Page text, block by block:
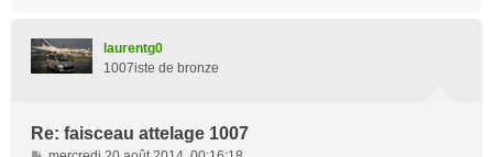
laurentg0
1007iste de bronze
Re: faisceau attelage 1007